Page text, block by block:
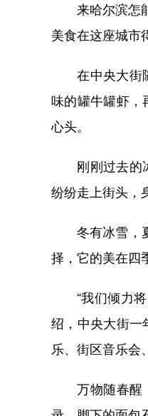
来哈尔滨怎能
美食在这座城市
在中央大街随
味的罐牛罐虾，
心头。
刚刚过去的冰
纷纷走上街头，
冬有冰雪，夏
择，它的美在四
“我们倾力将中
绍，中央大街一
乐、街区音乐会
万物随春醒，